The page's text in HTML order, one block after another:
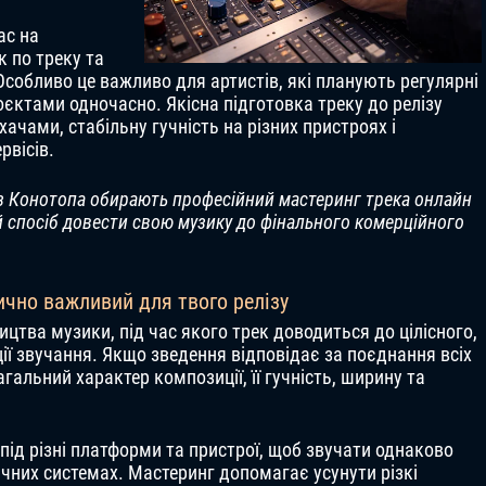
на
по треку та
це важливо для артистів, які планують регулярні
одночасно. Якісна підготовка треку до релізу
стабільну гучність на різних пристроях і
Конотопа обирають професійний мастеринг трека онлайн
довести свою музику до фінального комерційного
важливий для твого релізу
музики, під час якого трек доводиться до цілісного,
звучання. Якщо зведення відповідає за поєднання всіх
характер композиції, її гучність, ширину та
різні платформи та пристрої, щоб звучати однаково
системах. Мастеринг допомагає усунути різкі